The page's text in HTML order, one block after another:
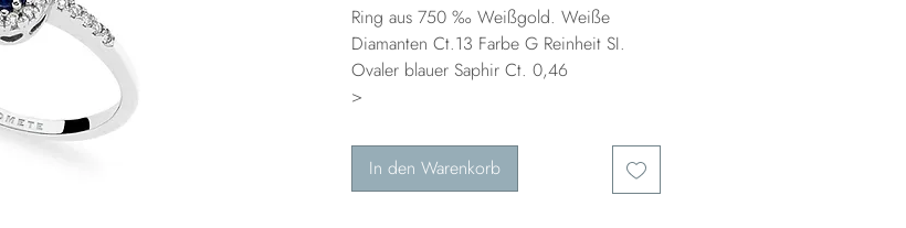
Ring aus 750 ‰ Weißgold. Weiße
Diamanten Ct.13 Farbe G Reinheit SI.
Ovaler blauer Saphir Ct. 0,46
>
In den Warenkorb